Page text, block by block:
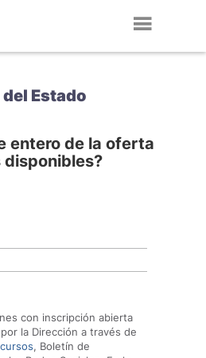
Estado
entero de la oferta
disponibles?
con inscripción abierta
la Dirección a través de
, Boletín de